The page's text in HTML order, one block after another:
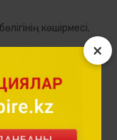
×
көшірмесі.
қазбалары -
костюмінің сәндік
болды. Ежелгі
басым,